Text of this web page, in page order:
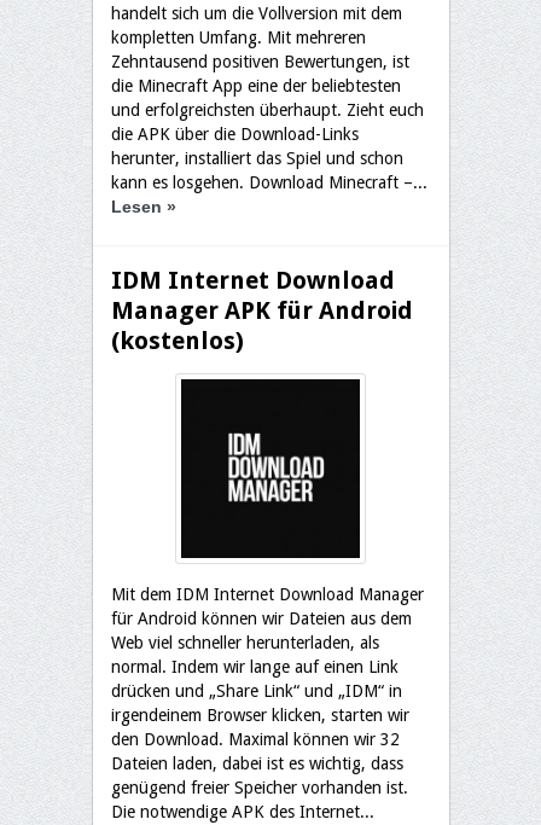
handelt sich um die Vollversion mit dem
kompletten Umfang. Mit mehreren
Zehntausend positiven Bewertungen, ist
die Minecraft App eine der beliebtesten
und erfolgreichsten überhaupt. Zieht euch
die APK über die Download-Links
herunter, installiert das Spiel und schon
kann es losgehen. Download Minecraft –...
Lesen »
IDM Internet Download
Manager APK für Android
(kostenlos)
Mit dem IDM Internet Download Manager
für Android können wir Dateien aus dem
Web viel schneller herunterladen, als
normal. Indem wir lange auf einen Link
drücken und „Share Link“ und „IDM“ in
irgendeinem Browser klicken, starten wir
den Download. Maximal können wir 32
Dateien laden, dabei ist es wichtig, dass
genügend freier Speicher vorhanden ist.
Die notwendige APK des Internet...